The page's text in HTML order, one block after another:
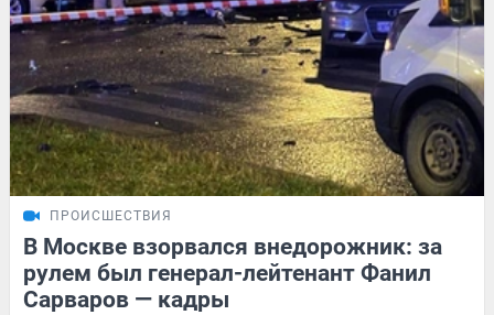
ПРОИСШЕСТВИЯ
В Москве взорвался внедорожник: за
рулем был генерал-лейтенант Фанил
Сарваров — кадры